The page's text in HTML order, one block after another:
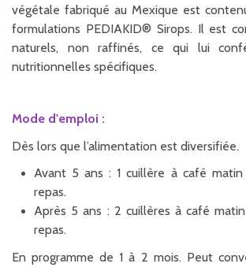
végétale fabriqué au Mexique est
formulations PEDIAKID® Sirops. Il est
naturels, non raffinés, ce qui lui
nutritionnelles spécifiques.
Mode d'emploi :
Dès lors que l’alimentation est diversifiée.
Avant 5 ans : 1 cuillère à café
repas.
Après 5 ans : 2 cuillères à café
repas.
En programme de 1 à 2 mois. Peut